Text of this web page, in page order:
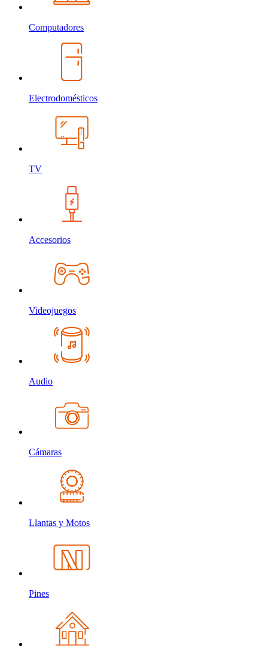
Computadores
Electrodomésticos
TV
Accesorios
Videojuegos
Audio
Cámaras
Llantas y Motos
Pines